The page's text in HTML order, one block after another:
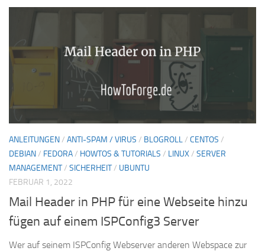
ANLEITUNGEN/ ANTI-SPAM / VIRUS / BLOGROLL/ CENTOS /
DEBIAN/ FEDORA/ HOWTOS & TUTORIALS / LINUX/ SERVER
MANAGEMENT/ SICHERHEIT/ UBUNTU
FEBRUAR 1, 2022
Mail Header in PHP für eine Webseite hinzu
fügen auf einem ISPConfig3 Server
Wer auf seinem ISPConfig Webserver anderen Webspace zur